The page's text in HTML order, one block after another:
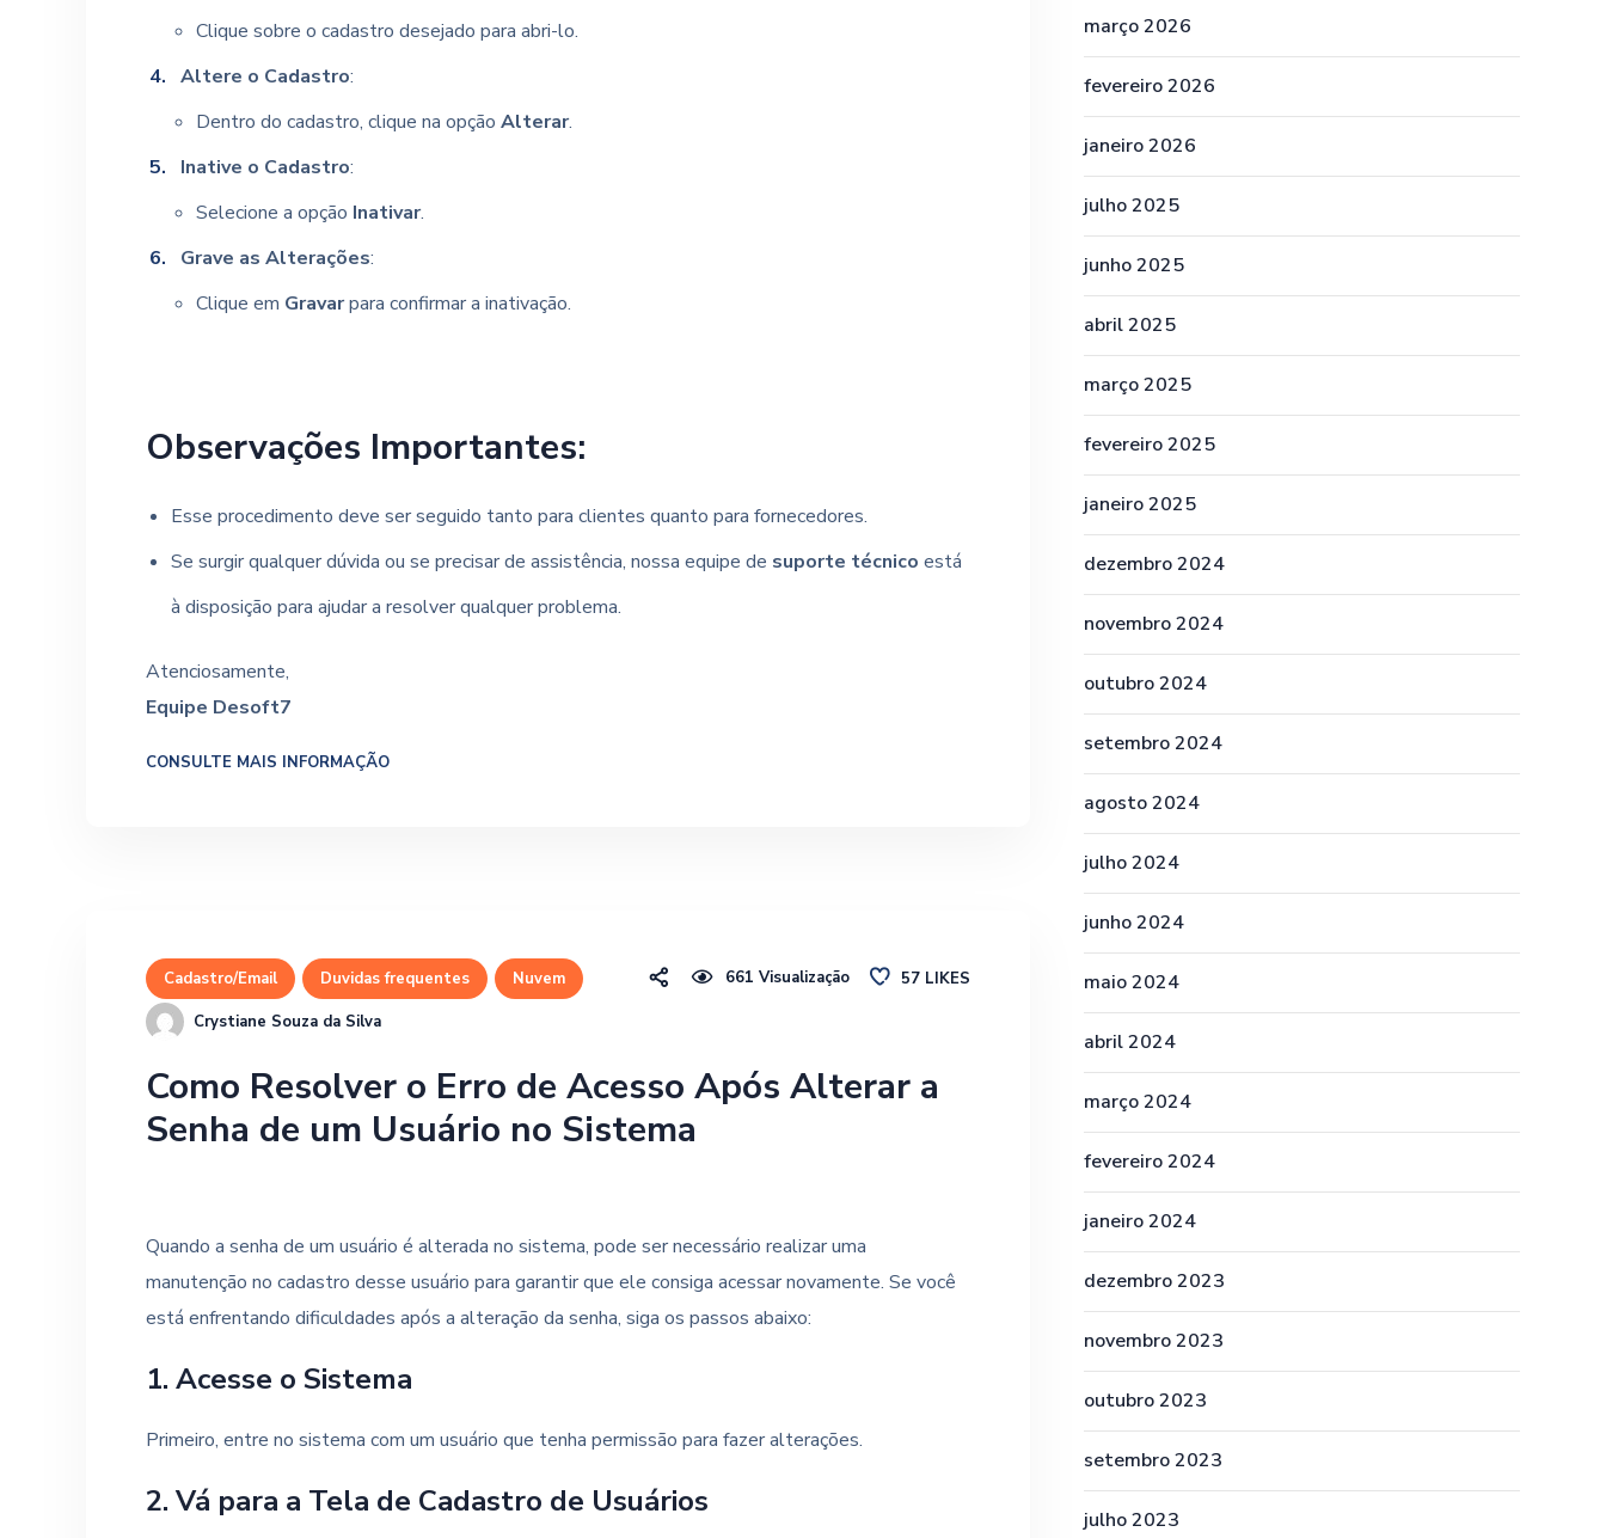
Clique sobre o cadastro desejado para abri-lo.
Altere o Cadastro:
Dentro do cadastro, clique na opção Alterar.
Inative o Cadastro:
Selecione a opção Inativar.
Grave as Alterações:
Clique em Gravarpara confirmar a inativação.
Observações Importantes:
Esse procedimento deve ser seguido tanto para clientes quanto para fornecedores.
Se surgir qualquer dúvida ou se precisar de assistência, nossa equipe de suporte técnico está
à disposição para ajudar a resolver qualquer problema.
Atenciosamente,
Equipe Desoft7
CONSULTE MAIS INFORMAÇÃO
Cadastro/Email Duvidas frequentes
Nuvem
Crystiane Souza da Silva
661Visualização 57 LIKES
Como Resolver o Erro de Acesso Após Alterar a
Senha de um Usuário no Sistema
Quando a senha de um usuário é alterada no sistema, pode ser necessário realizar uma
manutenção no cadastro desse usuário para garantir que ele consiga acessar novamente. Se você
está enfrentando dificuldades após a alteração da senha, siga os passos abaixo:
1. Acesse o Sistema
Primeiro, entre no sistema com um usuário que tenha permissão para fazer alterações.
2. Vá para a Tela de Cadastro de Usuários
março 2026
fevereiro 2026
janeiro 2026
julho 2025
junho 2025
abril 2025
março 2025
fevereiro 2025
janeiro 2025
dezembro 2024
novembro 2024
outubro 2024
setembro 2024
agosto 2024
julho 2024
junho 2024
maio 2024
abril 2024
março 2024
fevereiro 2024
janeiro 2024
dezembro 2023
novembro 2023
outubro 2023
setembro 2023
julho 2023